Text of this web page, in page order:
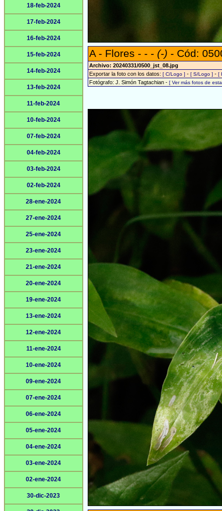
18-feb-2024
17-feb-2024
16-feb-2024
15-feb-2024
14-feb-2024
13-feb-2024
11-feb-2024
10-feb-2024
07-feb-2024
04-feb-2024
03-feb-2024
02-feb-2024
28-ene-2024
27-ene-2024
25-ene-2024
23-ene-2024
21-ene-2024
20-ene-2024
19-ene-2024
13-ene-2024
12-ene-2024
11-ene-2024
10-ene-2024
09-ene-2024
07-ene-2024
06-ene-2024
05-ene-2024
04-ene-2024
03-ene-2024
02-ene-2024
30-dic-2023
A - Flores - - - (-) - Cód:
Archivo: 20240331/0500_jst_08.jpg
Exportar la foto con los datos: [ C/Logo ] - [ S/Logo ] - [
Fotógrafo: J. Simón Tagtachian - [ Ver más fotos de